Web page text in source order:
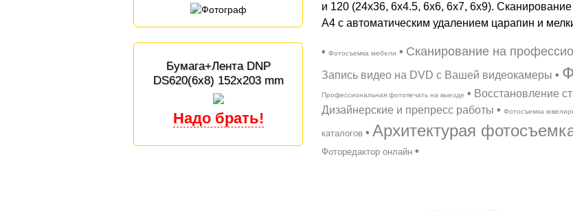
и 120 (24x36, 6x4.5, 6x6, 6x7, 6x9).
A4 с автоматическим удалением царапин и
• Фотосъемка мебели • Сканирование на
Запись видео на DVD с Вашей видеокамеры •
Профессиональная фотопечать на выезде • Восстановление
Дизайнерские и препресс работы • Фотосъемка
каталогов • Архитектурая
Фоторедактор онлайн •
Бумага+Лента DNP
DS620(6x8) 152x203 mm